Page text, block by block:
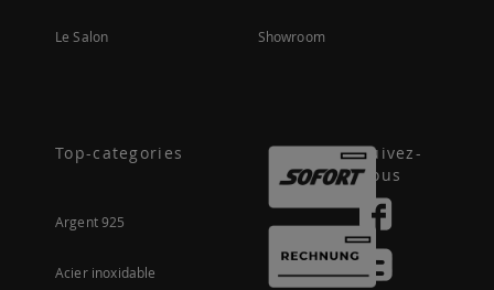
Le Salon Showroom
Top-categories
Argent 925
Acier inoxidable
Suivez-
nous